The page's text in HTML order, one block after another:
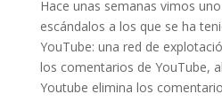
Hace unas semanas vimos
escándalos a los que se ha
YouTube: una red de
los comentarios de YouTube,
Youtube elimina los